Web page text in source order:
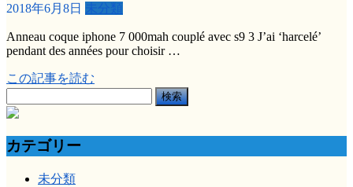
2018年6月8日 未分類
Anneau coque iphone 7 000mah couplé avec s9 3 J’ai ‘harcelé’
pendant des années pour choisir …
この記事を読む
索:
カテゴリー
未分類